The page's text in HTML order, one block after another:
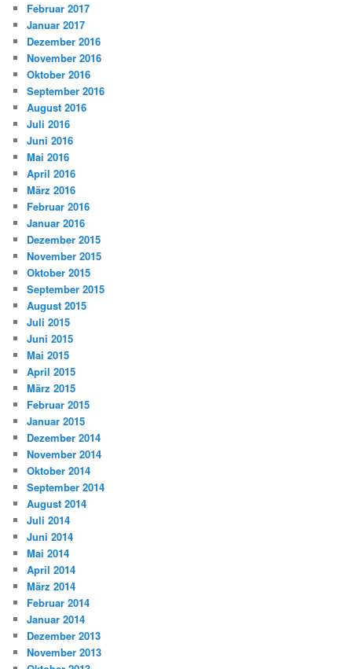
Februar 2017
Januar 2017
Dezember 2016
November 2016
Oktober 2016
September 2016
August 2016
Juli 2016
Juni 2016
Mai 2016
April 2016
März 2016
Februar 2016
Januar 2016
Dezember 2015
November 2015
Oktober 2015
September 2015
August 2015
Juli 2015
Juni 2015
Mai 2015
April 2015
März 2015
Februar 2015
Januar 2015
Dezember 2014
November 2014
Oktober 2014
September 2014
August 2014
Juli 2014
Juni 2014
Mai 2014
April 2014
März 2014
Februar 2014
Januar 2014
Dezember 2013
November 2013